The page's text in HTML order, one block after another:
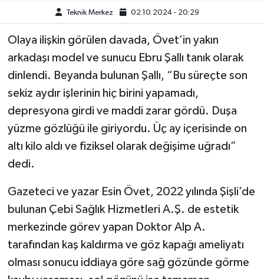
Teknik Merkez 02.10.2024 - 20:29
Olaya ilişkin görülen davada, Övet’in yakın
arkadaşı model ve sunucu Ebru Şallı tanık olarak
dinlendi. Beyanda bulunan Şallı, “Bu süreçte son
sekiz aydır işlerinin hiç birini yapamadı,
depresyona girdi ve maddi zarar gördü. Duşa
yüzme gözlüğü ile giriyordu. Üç ay içerisinde on
altı kilo aldı ve fiziksel olarak değişime uğradı”
dedi.
Gazeteci ve yazar Esin Övet, 2022 yılında Şişli’de
bulunan Çebi Sağlık Hizmetleri A.Ş. de estetik
merkezinde görev yapan Doktor Alp A.
tarafından kaş kaldırma ve göz kapağı ameliyatı
olması sonucu iddiaya göre sağ gözünde görme
Piyasa
Resmi İlanlar
Sağlık
Sinemalar
Siyaset
Teknoloji
Türkiye
Video Haber